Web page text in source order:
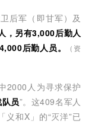
后军（即甘军）及
，另有3,000后勤人
后勤人员。
（资
2000人为寻求保护
员”。这409名军人
义和X」的“灭洋”已